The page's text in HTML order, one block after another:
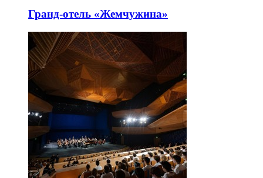
Гранд-отель «Жемчужина»